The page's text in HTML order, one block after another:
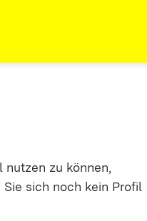
zu können,
sich noch kein Profil